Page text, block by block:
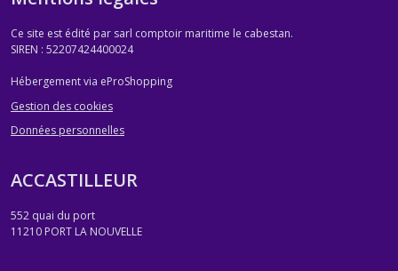
Ce site est édité par sarl comptoir maritime le cabestan.
SIREN : 52207424400024
Hébergement via eProShopping
Gestion des cookies
Données personnelles
ACCASTILLEUR
552 quai du port
11210 PORT LA NOUVELLE